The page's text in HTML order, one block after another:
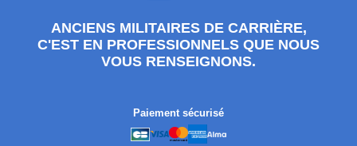
ANCIENS MILITAIRES DE CARRIÈRE,
C'EST EN PROFESSIONNELS QUE NOUS
VOUS RENSEIGNONS.
Paiement sécurisé